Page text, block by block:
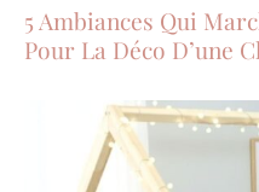
5 Ambiances Qui
Pour La Déco D’une